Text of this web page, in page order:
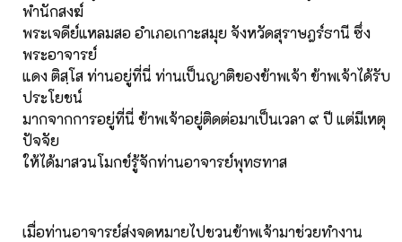
พำนักสงฆ์
พระเจดีย์แหลมสอ อำเภอเกาะสมุย จังหวัดสุราษฎร์ธานี ซึ่ง
พระอาจารย์
แดง ติสฺโส ท่านอยู่ที่นี่ ท่านเป็นญาติของข้าพเจ้า ข้าพเจ้าได้รับ
ประโยชน์
มากจากการอยู่ที่นี่ ข้าพเจ้าอยู่ติดต่อมาเป็นเวลา ๙ ปี แต่มีเหตุ
ปัจจัย
ให้ได้มาสวนโมกข์รู้จักท่านอาจารย์พุทธทาส
เมื่อท่านอาจารย์ส่งจดหมายไปชวนข้าพเจ้ามาช่วยทำงาน